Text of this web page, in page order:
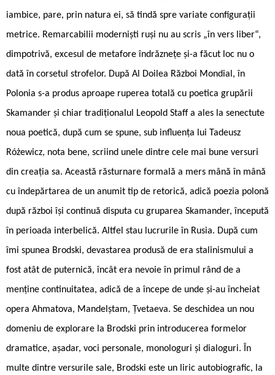
iambice, pare, prin natura ei, să tindă spre variate configurații
metrice. Remarcabilii moderniști ruși nu au scris „în vers liber“,
dimpotrivă, excesul de metafore îndrăznețe și-a făcut loc nu o
dată în corsetul strofelor. După Al Doilea Război Mondial, în
Polonia s-a produs aproape ruperea totală cu poetica grupării
Skamander și chiar tradiționalul Leopold Staff a ales la senectute
noua poetică, după cum se spune, sub influența lui Tadeusz
Różewicz, nota bene, scriind unele dintre cele mai bune versuri
din creația sa. Această răsturnare formală a mers mână în mână
cu îndepărtarea de un anumit tip de retorică, adică poezia polonă
după război își continuă disputa cu gruparea Skamander, începută
în perioada interbelică. Altfel stau lucrurile în Rusia. După cum
îmi spunea Brodski, devastarea produsă de era stalinismului a
fost atât de puternică, încât era nevoie în primul rând de a
menține continuitatea, adică de a începe de unde și-au încheiat
opera Ahmatova, Mandelștam, Țvetaeva. Se deschidea un nou
domeniu de explorare la Brodski prin introducerea formelor
dramatice, așadar, voci personale, monologuri și dialoguri. În
multe dintre versurile sale, Brodski este un liric autobiografic, la